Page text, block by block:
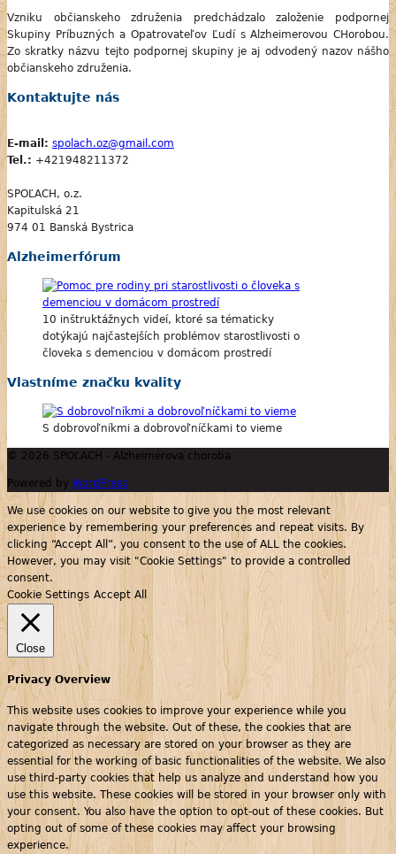
Vzniku občianskeho združenia predchádzalo založenie podpornej
Skupiny Príbuzných a Opatrovateľov Ľudí s Alzheimerovou CHorobou.
Zo skratky názvu tejto podpornej skupiny je aj odvodený nazov nášho
občianskeho združenia.
Kontaktujte nás
E-mail: spolach.oz@gmail.com
Tel.: +421948211372
SPOĽACH, o.z.
Kapitulská 21
974 01 Banská Bystrica
Alzheimerfórum
10 inštruktážnych videí, ktoré sa tématicky
dotýkajú najčastejších problémov starostlivosti o
človeka s demenciou v domácom prostredí
Vlastníme značku kvality
S dobrovoľníkmi a dobrovoľníčkami to vieme
© 2026 SPOĽACH - Alzheimerova choroba
Powered by WordPress
We use cookies on our website to give you the most relevant
experience by remembering your preferences and repeat visits. By
clicking “Accept All”, you consent to the use of ALL the cookies.
However, you may visit "Cookie Settings" to provide a controlled
consent.
Cookie Settings Accept All
Close
Privacy Overview
This website uses cookies to improve your experience while you
navigate through the website. Out of these, the cookies that are
categorized as necessary are stored on your browser as they are
essential for the working of basic functionalities of the website. We also
use third-party cookies that help us analyze and understand how you
use this website. These cookies will be stored in your browser only with
your consent. You also have the option to opt-out of these cookies. But
opting out of some of these cookies may affect your browsing
experience.